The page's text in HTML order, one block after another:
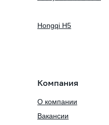
Компания
О компании
Вакансии
Hongqi H5